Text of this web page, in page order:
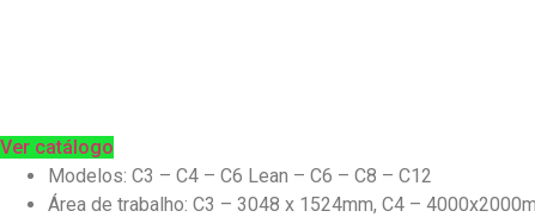
Ver catálogo
Modelos: C3 – C4 – C6 Lean – C6 – C8 – C12
Área de trabalho: C3 – 3048 x 1524mm, C4 –